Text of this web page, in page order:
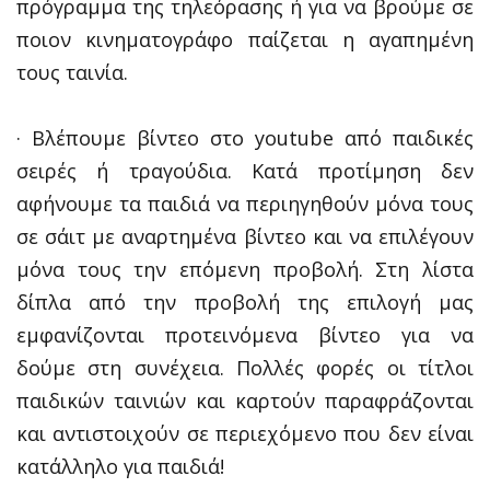
πρόγραμμα της τηλεόρασης ή για να βρούμε σε
ποιον κινηματογράφο παίζεται η αγαπημένη
τους ταινία.
· Βλέπουμε βίντεο στο youtube από παιδικές
σειρές ή τραγούδια. Κατά προτίμηση δεν
αφήνουμε τα παιδιά να περιηγηθούν μόνα τους
σε σάιτ με αναρτημένα βίντεο και να επιλέγουν
μόνα τους την επόμενη προβολή. Στη λίστα
δίπλα από την προβολή της επιλογή μας
εμφανίζονται προτεινόμενα βίντεο για να
δούμε στη συνέχεια. Πολλές φορές οι τίτλοι
παιδικών ταινιών και καρτούν παραφράζονται
και αντιστοιχούν σε περιεχόμενο που δεν είναι
κατάλληλο για παιδιά!